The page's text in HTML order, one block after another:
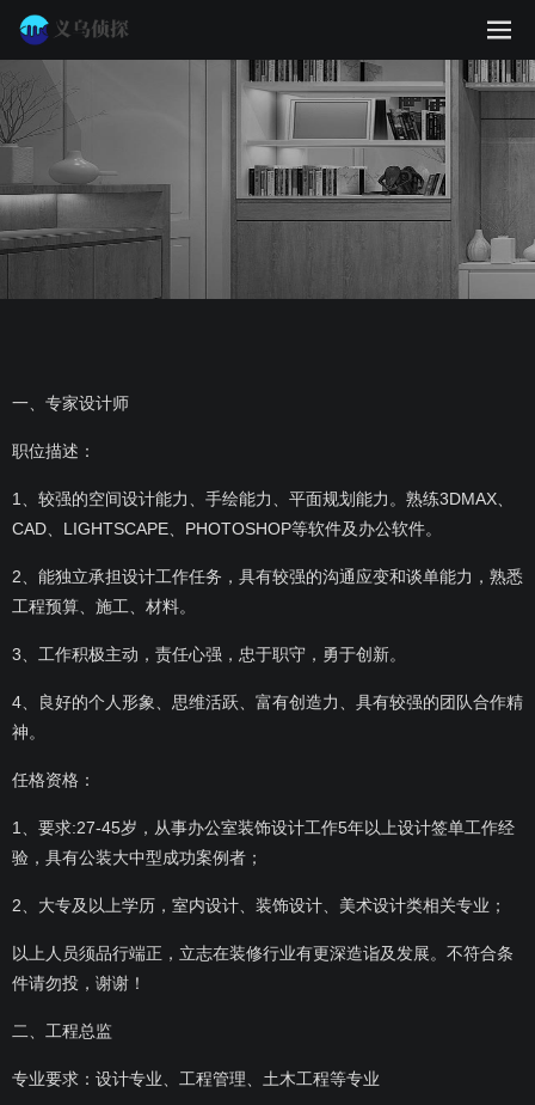
一、专家设计师
职位描述：
1、较强的空间设计能力、手绘能力、平面规划能力。熟练3DMAX、
CAD、LIGHTSCAPE、PHOTOSHOP等软件及办公软件。
2、能独立承担设计工作任务，具有较强的沟通应变和谈单能力，熟悉
工程预算、施工、材料。
3、工作积极主动，责任心强，忠于职守，勇于创新。
4、良好的个人形象、思维活跃、富有创造力、具有较强的团队合作精
神。
任格资格：
1、要求:27-45岁，从事办公室装饰设计工作5年以上设计签单工作经
验，具有公装大中型成功案例者；
2、大专及以上学历，室内设计、装饰设计、美术设计类相关专业；
以上人员须品行端正，立志在装修行业有更深造诣及发展。不符合条
件请勿投，谢谢！
二、工程总监
专业要求：设计专业、工程管理、土木工程等专业